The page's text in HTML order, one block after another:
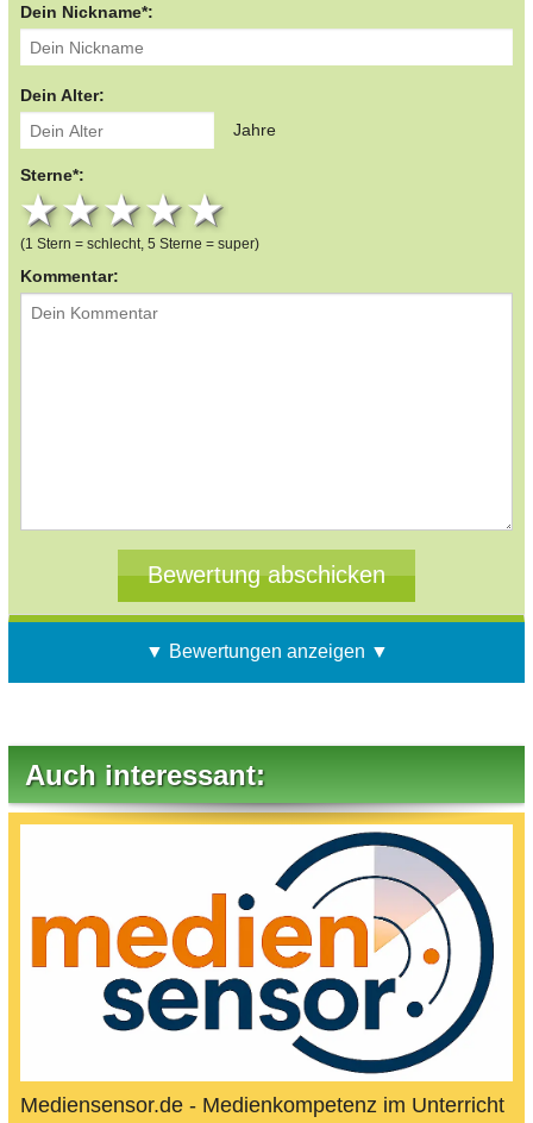
Dein Nickname*:
Dein Alter:
Jahre
Sterne*:
4 stars
3 stars
2 stars
1 star
(1 Stern = schlecht, 5 Sterne = super)
Kommentar:
▼ Bewertungen anzeigen ▼
Auch interessant:
Mediensensor.de - Medienkompetenz im Unterricht